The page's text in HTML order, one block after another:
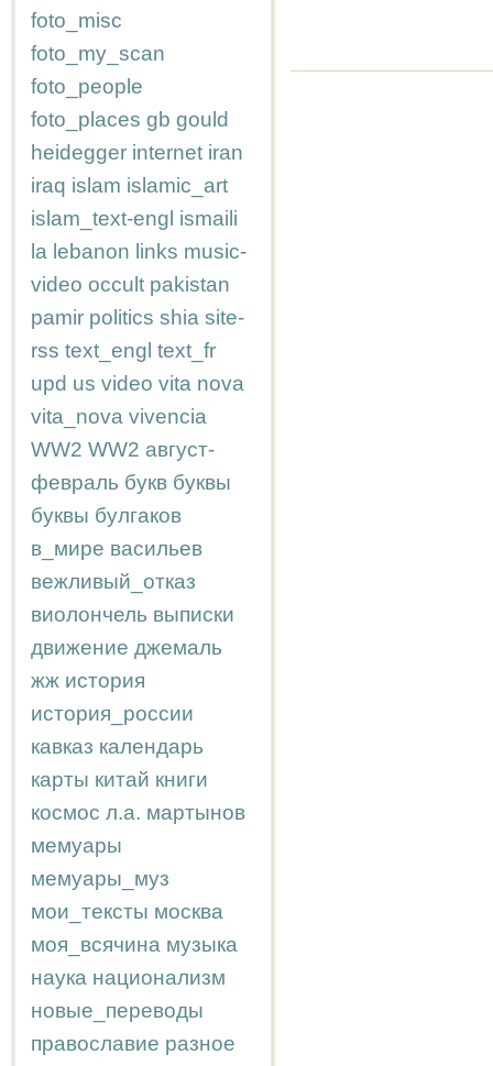
foto_misc
foto_my_scan
foto_people
foto_places gb gould
heidegger internet iran
iraq islam islamic_art
islam_text-engl ismaili
la lebanon links music-
video occult pakistan
pamir politics shia site-
rss text_engl text_fr
upd us video vita nova
vita_nova vivencia
WW2 WW2 август-
февраль букв буквы
буквы булгаков
в_мире васильев
вежливый_отказ
виолончель выписки
движение джемаль
жж история
история_россии
кавказ календарь
карты китай книги
космос л.а. мартынов
мемуары
мемуары_муз
мои_тексты москва
моя_всячина музыка
наука национализм
новые_переводы
православие разное